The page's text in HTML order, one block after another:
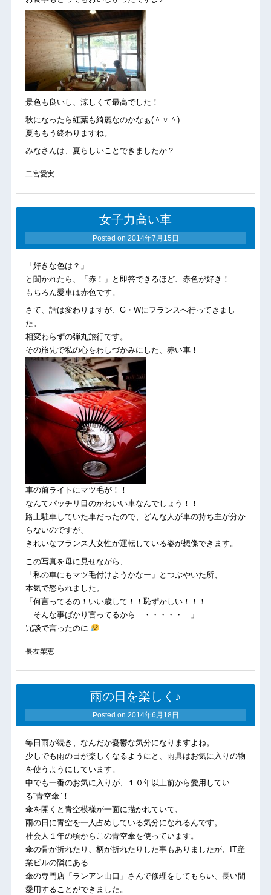
景色も良いし、涼しくて最高でした！
秋になったら紅葉も綺麗なのかなぁ(＾ｖ＾)
夏ももう終わりますね。
みなさんは、夏らしいことできましたか？
二宮愛実
女子力高い車
Posted on 2014年7月15日
「好きな色は？」
と聞かれたら、「赤！」と即答できるほど、赤色が好き！
もちろん愛車は赤色です。
さて、話は変わりますが、G・Wにフランスへ行ってきまし
た。
相変わらずの弾丸旅行です。
その旅先で私の心をわしづかみにした、赤い車！
車の前ライトにマツ毛が！！
なんてパッチリ目のかわいい車なんでしょう！！
路上駐車していた車だったので、どんな人が車の持ち主が分か
らないのですが、
きれいなフランス人女性が運転している姿が想像できます。
この写真を母に見せながら、
「私の車にもマツ毛付けようかなー」とつぶやいた所、
本気で怒られました。
「何言ってるの！いい歳して！！恥ずかしい！！！
そんな事ばかり言ってるから ・・・・・ 」
冗談で言ったのに
長友梨恵
雨の日を楽しく♪
Posted on 2014年6月18日
毎日雨が続き、なんだか憂鬱な気分になりますよね。
少しでも雨の日が楽しくなるようにと、雨具はお気に入りの物
を使うようにしています。
中でも一番のお気に入りが、１０年以上前から愛用してい
る“青空傘”！
傘を開くと青空模様が一面に描かれていて、
雨の日に青空を一人占めしている気分になれるんです。
社会人１年の頃からこの青空傘を使っています。
傘の骨が折れたり、柄が折れたりした事もありましたが、IT産
業ビルの隣にある
傘の専門店「ランアン山口」さんで修理をしてもらい、長い間
愛用することができました。